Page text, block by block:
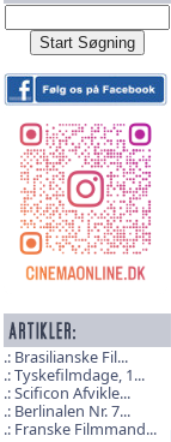
Brasilianske Fil...
Tyskefilmdage, 1...
Scificon Afvikle...
Berlinalen Nr. 7...
Franske Filmmand...